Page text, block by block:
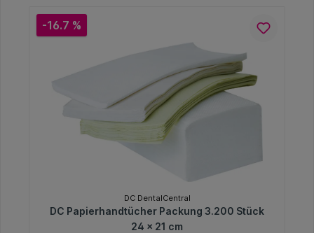
-16.7 %
DC DentalCentral
DC Papierhandtücher Packung 3.200 Stück
24 x 21 cm